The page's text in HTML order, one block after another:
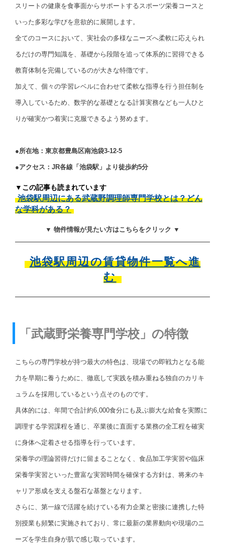
スリートの健康を食事面からサポートするスポーツ栄養コースと
いった多彩な学びを意欲的に展開します。
全てのコースにおいて、実社会の多様なニーズへ柔軟に応えられ
るだけの専門知識を、基礎から段階を追って体系的に習得できる
教育体制を完備しているのが大きな特徴です。
加えて、個々の学習レベルに合わせて柔軟な指導を行う担任制を
導入しているため、数学的な基礎となる計算実務なども一人ひと
りが確実かつ着実に克服できるよう努めます。
●所在地：東京都豊島区南池袋3-12-5
●アクセス：JR各線「池袋駅」より徒歩約5分
▼この記事も読まれています
池袋駅周辺にある武蔵野調理師専門学校とは？どん
な学科がある？
▼ 物件情報が見たい方はこちらをクリック ▼
池袋駅周辺の賃貸物件一覧へ進
む
「武蔵野栄養専門学校」の特徴
こちらの専門学校が持つ最大の特色は、現場での即戦力となる能
力を早期に養うために、徹底して実践を積み重ねる独自のカリキ
ュラムを採用しているという点そのものです。
具体的には、年間で合計約6,000食分にも及ぶ膨大な給食を実際に
調理する学習課程を通じ、卒業後に直面する業務の全工程を確実
に身体へ定着させる指導を行っています。
栄養学の理論習得だけに留まることなく、食品加工学実習や臨床
栄養学実習といった豊富な実習時間を確保する方針は、将来のキ
ャリア形成を支える盤石な基盤となります。
さらに、第一線で活躍を続けている有力企業と密接に連携した特
別授業も頻繁に実施されており、常に最新の業界動向や現場のニ
ーズを学生自身が肌で感じ取っています。